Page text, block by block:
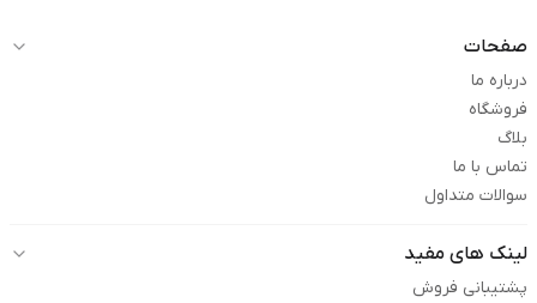
صفحات
درباره ما
فروشگاه
بلاگ
تماس با ما
سوالات متداول
لینک های مفید
پشتیبانی فروش